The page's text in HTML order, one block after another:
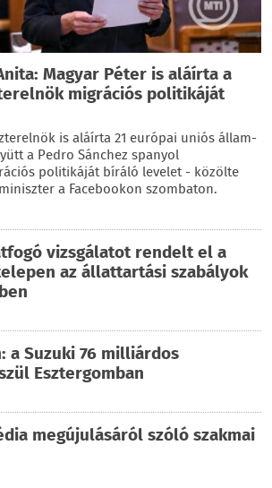
Magyar Péter is aláírta a
migrációs politikáját
is aláírta 21 európai uniós állam-
a Pedro Sánchez spanyol
politikáját bíráló levelet - közölte
a Facebookon szombaton.
vizsgálatot rendelt el a
az állattartási szabályok
a Suzuki 76 milliárdos
Esztergomban
megújulásáról szóló szakmai